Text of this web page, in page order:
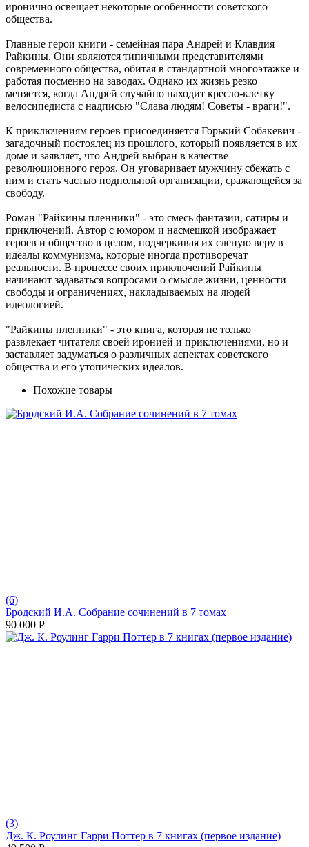
иронично освещает некоторые особенности советского
общества.
Главные герои книги - семейная пара Андрей и Клавдия
Райкины. Они являются типичными представителями
современного общества, обитая в стандартной многоэтажке и
работая посменно на заводах. Однако их жизнь резко
меняется, когда Андрей случайно находит кресло-клетку
велосипедиста с надписью "Слава людям! Советы - враги!".
К приключениям героев присоединяется Горький Собакевич -
загадочный постоялец из прошлого, который появляется в их
доме и заявляет, что Андрей выбран в качестве
революционного героя. Он уговаривает мужчину сбежать с
ним и стать частью подпольной организации, сражающейся за
свободу.
Роман "Райкины пленники" - это смесь фантазии, сатиры и
приключений. Автор с юмором и насмешкой изображает
героев и общество в целом, подчеркивая их слепую веру в
идеалы коммунизма, которые иногда противоречат
реальности. В процессе своих приключений Райкины
начинают задаваться вопросами о смысле жизни, ценности
свободы и ограничениях, накладываемых на людей
идеологией.
"Райкины пленники" - это книга, которая не только
развлекает читателя своей иронией и приключениями, но и
заставляет задуматься о различных аспектах советского
общества и его утопических идеалов.
Похожие товары
(6)
Бродский И.А. Собрание сочинений в 7 томах
90 000 Р
(3)
Дж. К. Роулинг Гарри Поттер в 7 книгах (первое издание)